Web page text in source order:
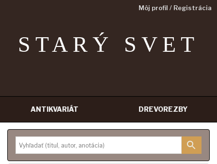
Môj profil / Registrácia
STARÝ SVET
ANTIKVARIÁT DREVOREZBY
na